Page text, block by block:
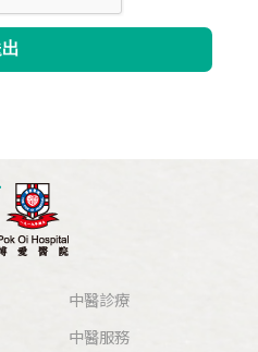
中醫診療
中醫服務